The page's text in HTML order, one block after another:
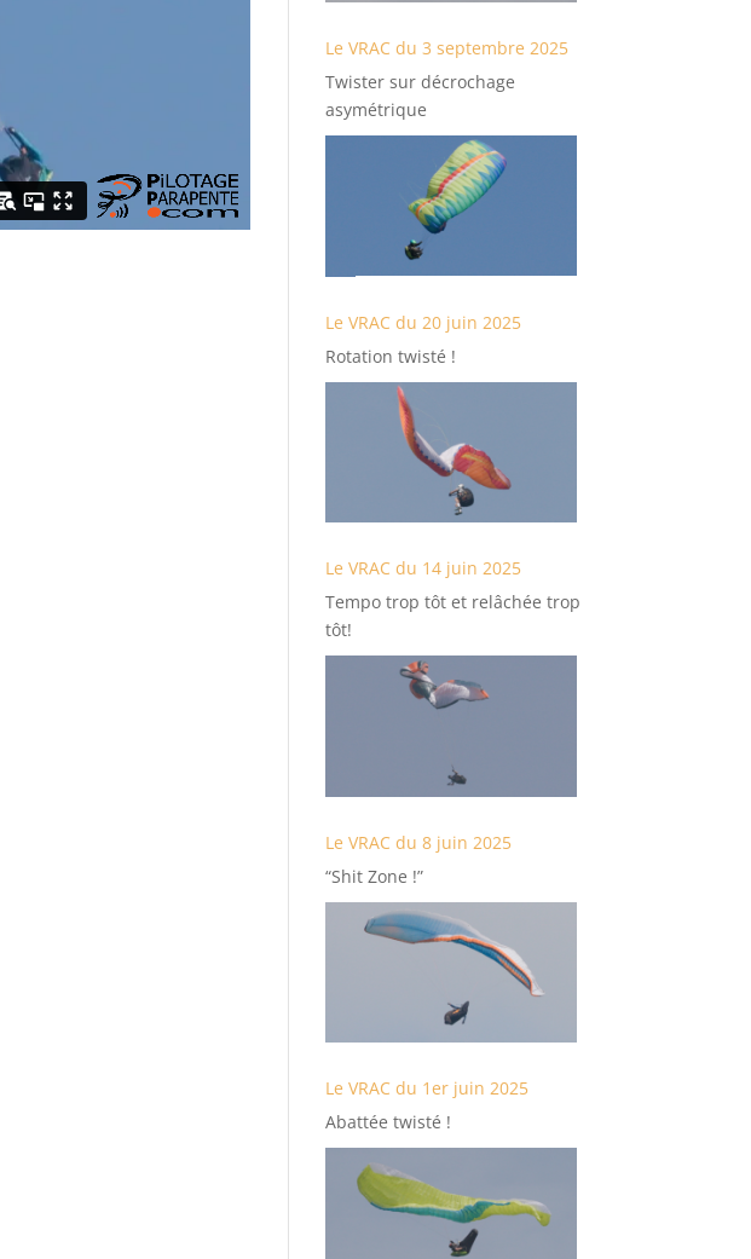
Le VRAC du 3 septembre 2025
Twister sur décrochage
asymétrique
Le VRAC du 20 juin 2025
Rotation twisté !
Le VRAC du 14 juin 2025
Tempo trop tôt et relâchée trop
tôt!
Le VRAC du 8 juin 2025
“Shit Zone !”
Le VRAC du 1er juin 2025
Abattée twisté !